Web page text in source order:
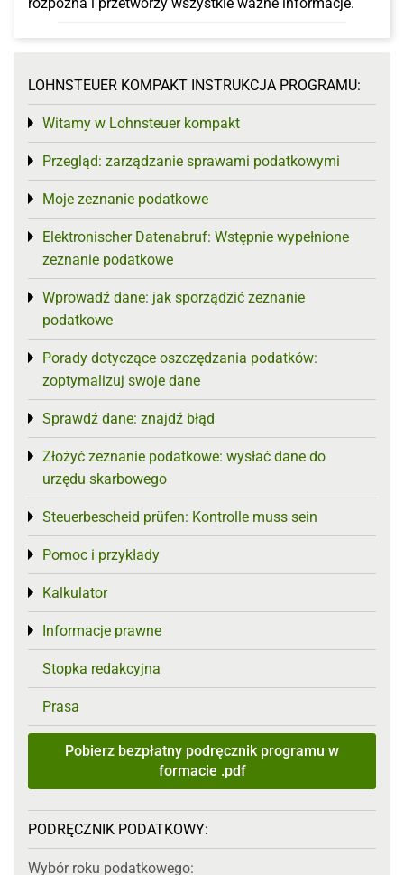
LOHNSTEUER KOMPAKT INSTRUKCJA PROGRAMU:
Witamy w Lohnsteuer kompakt
Toggle menu
Przegląd: zarządzanie sprawami podatkowymi
Toggle menu
Moje zeznanie podatkowe
Toggle menu
Elektronischer Datenabruf: Wstępnie wypełnione
zeznanie podatkowe
Toggle menu
Wprowadź dane: jak sporządzić zeznanie
podatkowe
Toggle menu
Porady dotyczące oszczędzania podatków:
zoptymalizuj swoje dane
Toggle menu
Sprawdź dane: znajdź błąd
Toggle menu
Złożyć zeznanie podatkowe: wysłać dane do
urzędu skarbowego
Toggle menu
Steuerbescheid prüfen: Kontrolle muss sein
Toggle menu
Pomoc i przykłady
Toggle menu
Kalkulator
Toggle menu
Informacje prawne
Toggle menu
Stopka redakcyjna
Prasa
Pobierz bezpłatny podręcznik programu w
formacie .pdf
PODRĘCZNIK PODATKOWY:
Wybór roku podatkowego: